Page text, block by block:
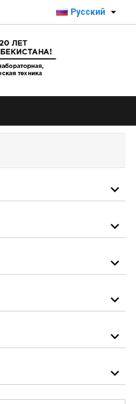
Русский 